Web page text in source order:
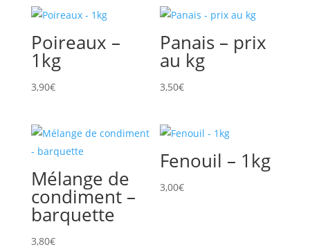
Poireaux –
1kg
3,90€
Panais – prix
au kg
3,50€
Mélange de
condiment –
barquette
3,80€
Fenouil – 1kg
3,00€